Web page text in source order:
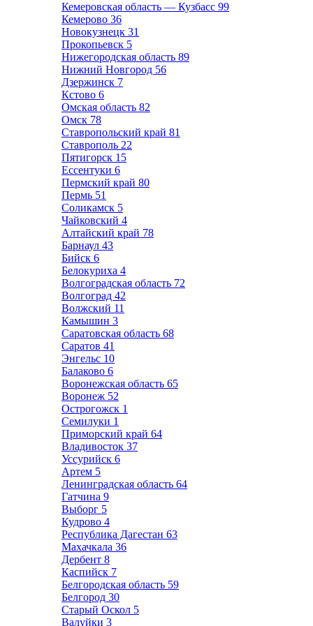
Кемеровская область — Кузбасс 99
Кемерово 36
Новокузнецк 31
Прокопьевск 5
Нижегородская область 89
Нижний Новгород 56
Дзержинск 7
Кстово 6
Омская область 82
Омск 78
Ставропольский край 81
Ставрополь 22
Пятигорск 15
Ессентуки 6
Пермский край 80
Пермь 51
Соликамск 5
Чайковский 4
Алтайский край 78
Барнаул 43
Бийск 6
Белокуриха 4
Волгоградская область 72
Волгоград 42
Волжский 11
Камышин 3
Саратовская область 68
Саратов 41
Энгельс 10
Балаково 6
Воронежская область 65
Воронеж 52
Острогожск 1
Семилуки 1
Приморский край 64
Владивосток 37
Уссурийск 6
Артем 5
Ленинградская область 64
Гатчина 9
Выборг 5
Кудрово 4
Республика Дагестан 63
Махачкала 36
Дербент 8
Каспийск 7
Белгородская область 59
Белгород 30
Старый Оскол 5
Валуйки 3